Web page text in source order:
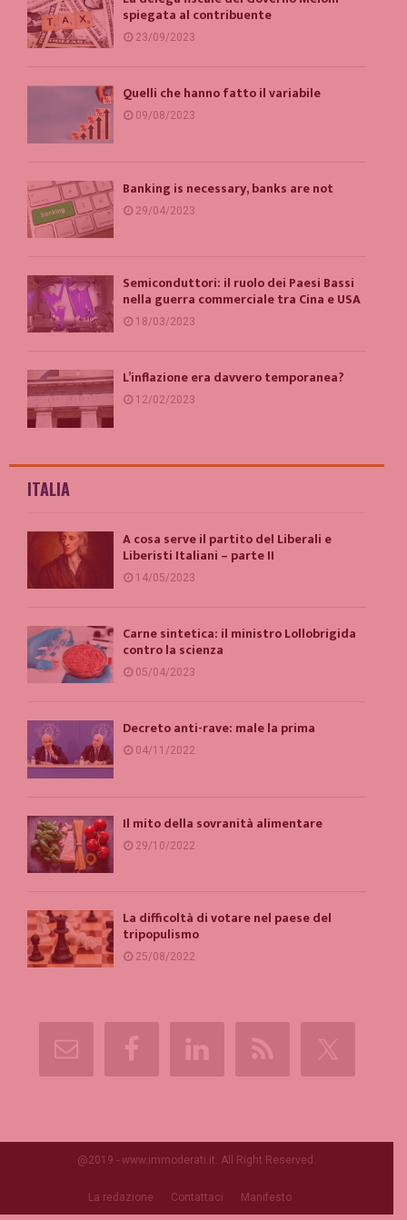
spiegata al contribuente
23/09/2023
Quelli che hanno fatto il variabile
09/08/2023
Banking is necessary, banks are not
29/04/2023
Semiconduttori: il ruolo dei Paesi Bassi
nella guerra commerciale tra Cina e USA
18/03/2023
L’inflazione era davvero temporanea?
12/02/2023
ITALIA
A cosa serve il partito del Liberali e
Liberisti Italiani – parte II
14/05/2023
Carne sintetica: il ministro Lollobrigida
contro la scienza
05/04/2023
Decreto anti-rave: male la prima
04/11/2022
Il mito della sovranità alimentare
29/10/2022
La difficoltà di votare nel paese del
tripopulismo
25/08/2022
@2019 - www.immoderati.it. All Right Reserved.
La redazione Contattaci Manifesto